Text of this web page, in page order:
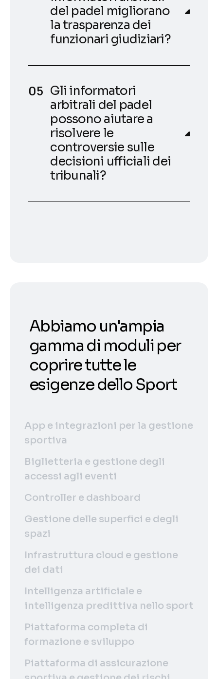
del padel migliorano
la trasparenza dei
funzionari giudiziari?
Gli informatori
arbitrali del padel
possono aiutare a
risolvere le
controversie sulle
decisioni ufficiali dei
tribunali?
Abbiamo un'ampia
gamma di moduli per
coprire tutte le
esigenze dello Sport
App e integrazioni per la gestione
sportiva
Biglietteria e gestione degli
accessi agli eventi
Controller e dashboard
Gestione delle superfici e degli
spazi
Infrastruttura cloud e gestione
dei dati
Intelligenza artificiale e
intelligenza predittiva nello sport
Piattaforma completa di
formazione e sviluppo
Piattaforma di assicurazione